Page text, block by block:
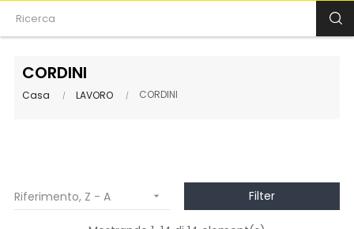
CORDINI
Casa LAVORO CORDINI
Riferimento, Z - A  Filter